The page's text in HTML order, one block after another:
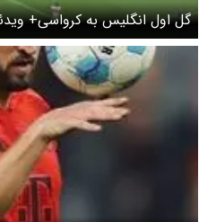
گل اول انگلیس به کرواسی+